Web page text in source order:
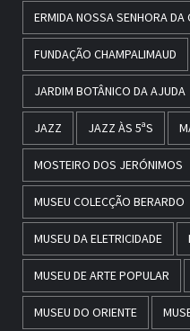
ERMIDA NOSSA SENHORA DA
FUNDAÇÃO CHAMPALIMAUD
JARDIM BOTÂNICO DA AJUDA
JAZZ JAZZ ÀS 5ªS
MOSTEIRO DOS JERÓNIMOS
MUSEU COLECÇÃO BERARDO
MUSEU DA ELETRICIDADE
MUSEU DE ARTE POPULAR
MUSEU DO ORIENTE